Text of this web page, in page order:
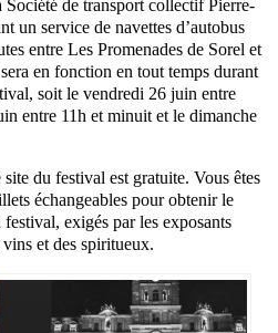
de transport collectif Pierre-
un service de navettes d’autobus
entre Les Promenades de Sorel et
en fonction en tout temps durant
soit le vendredi 26 juin entre
entre 11h et minuit et le dimanche
du festival est gratuite. Vous êtes
échangeables pour obtenir le
exigés par les exposants
et des spiritueux.